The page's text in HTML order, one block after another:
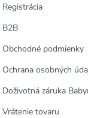
Registrácia
B2B
Obchodné podmienky
Ochrana osobných
Doživotná záruka
Vrátenie tovaru